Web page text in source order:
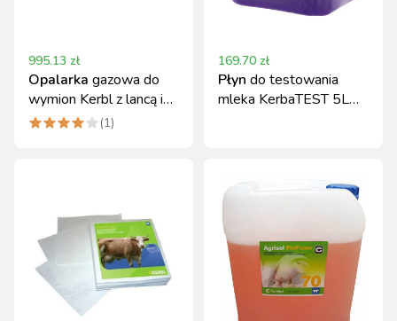
995.13 zł
Opalarka gazowa do
wymion Kerbl z lancą i
wężem 1,5 m
(1)
169.70 zł
Płyn do testowania
mleka KerbaTEST 5L